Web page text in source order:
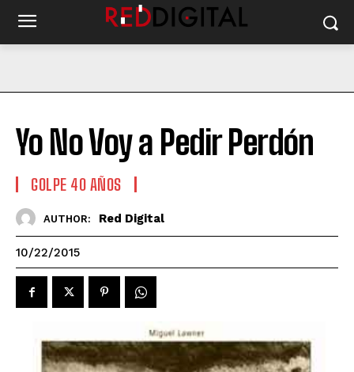
Yo No Voy a Pedir Perdón
GOLPE 40 AÑOS
AUTHOR: Red Digital
10/22/2015